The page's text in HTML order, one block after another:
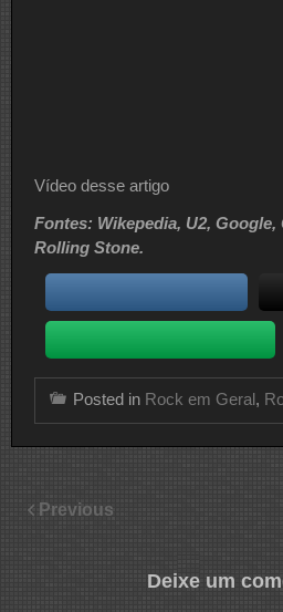
Vídeo desse artigo
Fontes: Wikepedia, U2, Google,
Rolling Stone.
Posted in Rock em Geral,
Previous
Deixe um